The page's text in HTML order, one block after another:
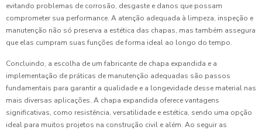
evitando problemas de corrosão, desgaste e danos que possam
comprometer sua performance. A atenção adequada à limpeza, inspeção e
manutenção não só preserva a estética das chapas, mas também assegura
que elas cumpram suas funções de forma ideal ao longo do tempo.
Concluindo, a escolha de um fabricante de chapa expandida e a
implementação de práticas de manutenção adequadas são passos
fundamentais para garantir a qualidade e a longevidade desse material nas
mais diversas aplicações. A chapa expandida oferece vantagens
significativas, como resistência, versatilidade e estética, sendo uma opção
ideal para muitos projetos na construção civil e além. Ao seguir as